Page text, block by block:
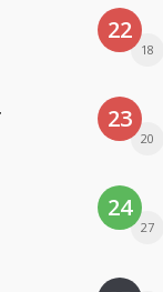
22
18
23
20
24
27